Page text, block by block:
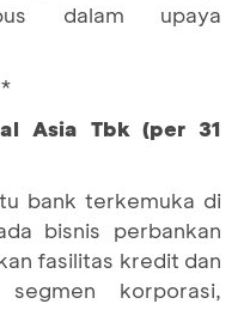
dalam upaya
Asia Tbk (per 31
bank terkemuka di
bisnis perbankan
fasilitas kredit dan
korporasi,